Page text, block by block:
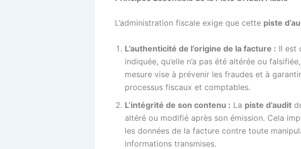
L’administration fiscale exige que cette piste
L’authenticité de l’origine de la facture : Il est
indiquée, qu’elle n’a pas été altérée ou
mesure vise à prévenir les fraudes et à
processus fiscaux et comptables.
L’intégrité de son contenu : La piste d’audit
altéré ou modifié après son émission. Cela
les données de la facture contre toute
informations transmises.